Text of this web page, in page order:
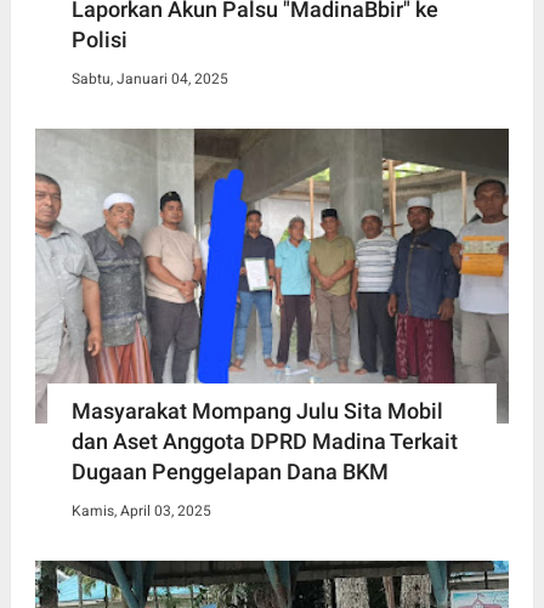
Laporkan Akun Palsu "MadinaBbir" ke
Polisi
Sabtu, Januari 04, 2025
Masyarakat Mompang Julu Sita Mobil
dan Aset Anggota DPRD Madina Terkait
Dugaan Penggelapan Dana BKM
Kamis, April 03, 2025